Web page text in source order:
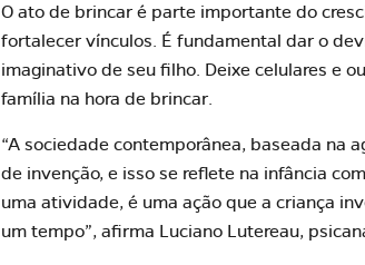
O ato de brincar é parte importante do
fortalecer vínculos. É fundamental dar o
imaginativo de seu filho. Deixe celulares e
família na hora de brincar.
“A sociedade contemporânea, baseada na
de invenção, e isso se reflete na infância
uma atividade, é uma ação que a criança
um tempo”, afirma Luciano Lutereau,